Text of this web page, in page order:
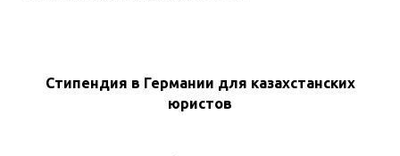
Стипендия в Германии для казахстанских
юристов